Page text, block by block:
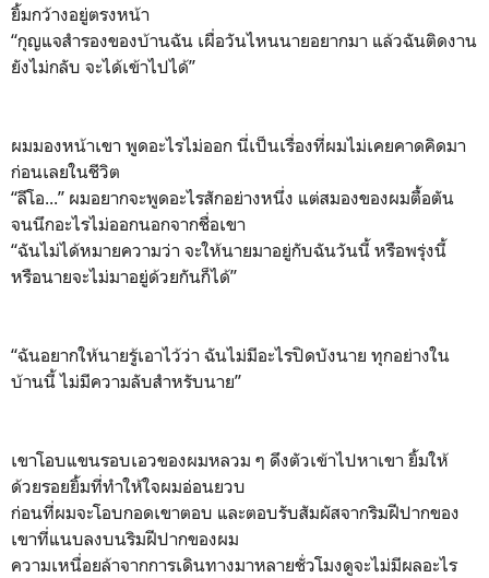
ยิ้มกว้างอยู่ตรงหน้า
“กุญแจสำรองของบ้านฉัน เผื่อวันไหนนายอยากมา แล้วฉันติดงาน
ยังไม่กลับ จะได้เข้าไปได้”
ผมมองหน้าเขา พูดอะไรไม่ออก นี่เป็นเรื่องที่ผมไม่เคยคาดคิดมา
ก่อนเลยในชีวิต
“ลีโอ...” ผมอยากจะพูดอะไรสักอย่างหนึ่ง แต่สมองของผมตื้อตัน
จนนึกอะไรไม่ออกนอกจากชื่อเขา
“ฉันไม่ได้หมายความว่า จะให้นายมาอยู่กับฉันวันนี้ หรือพรุ่งนี้
หรือนายจะไม่มาอยู่ด้วยกันก็ได้”
“ฉันอยากให้นายรู้เอาไว้ว่า ฉันไม่มีอะไรปิดบังนาย ทุกอย่างใน
บ้านนี้ ไม่มีความลับสำหรับนาย”
เขาโอบแขนรอบเอวของผมหลวม ๆ ดึงตัวเข้าไปหาเขา ยิ้มให้
ด้วยรอยยิ้มที่ทำให้ใจผมอ่อนยวบ
ก่อนที่ผมจะโอบกอดเขาตอบ และตอบรับสัมผัสจากริมฝีปากของ
เขาที่แนบลงบนริมฝีปากของผม
ความเหนื่อยล้าจากการเดินทางมาหลายชั่วโมงดูจะไม่มีผลอะไร